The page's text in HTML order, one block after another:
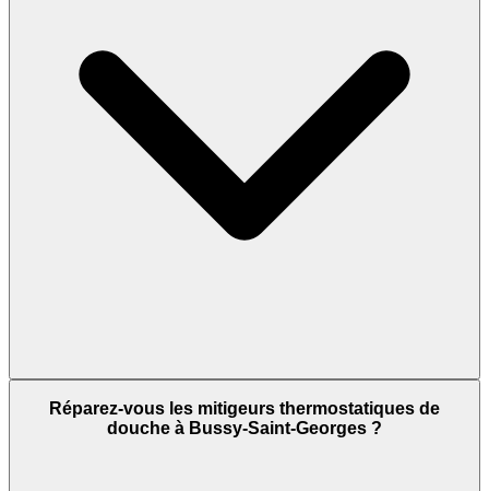
Réparez-vous les mitigeurs thermostatiques de
douche à Bussy-Saint-Georges ?